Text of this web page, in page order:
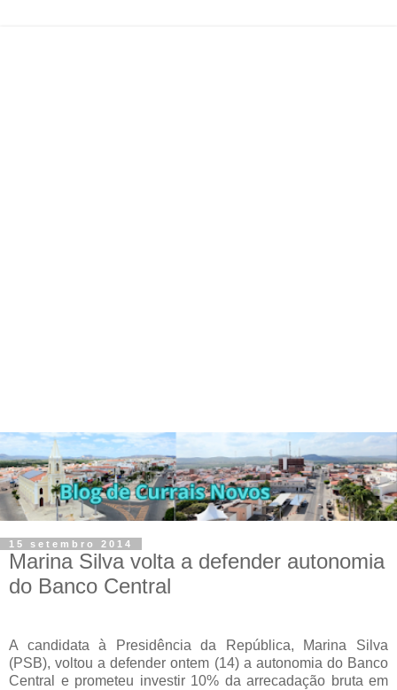
15 setembro 2014
Marina Silva volta a defender autonomia
do Banco Central
A candidata à Presidência da República, Marina Silva
(PSB), voltou a defender ontem (14) a autonomia do Banco
Central e prometeu investir 10% da arrecadação bruta em